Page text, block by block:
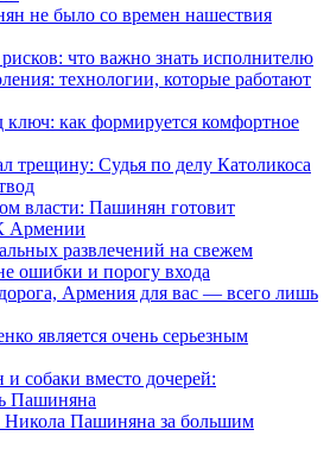
не было со времен нашествия
что важно знать исполнителю
технологии, которые работают
как формируется комфортное
трещину: Судья по делу Католикоса
власти: Пашинян готовит
Армении
развлечений на свежем
ошибки и порогу входа
Армения для вас — всего лишь
является очень серьезным
собаки вместо дочерей:
Пашиняна
Никола Пашиняна за большим